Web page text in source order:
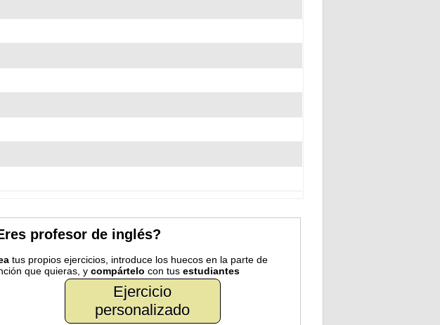
profesor de inglés?
tus propios ejercicios, introduce los huecos en la parte de
que quieras, y compártelo con tus estudiantes
Ejercicio
personalizado